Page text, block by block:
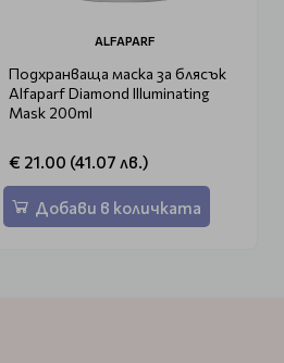
ALFAPARF
Подхранваща маска за блясък
Alfaparf Diamond Illuminating
Mask 200ml
€ 21.00 (41.07 лв.)
Добави в количката